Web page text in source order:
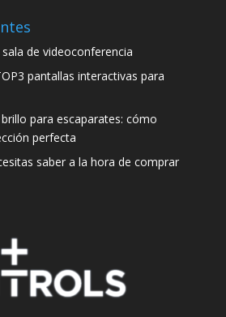
de videoconferencia
pantallas interactivas para
para escaparates: cómo
perfecta
saber a la hora de comprar